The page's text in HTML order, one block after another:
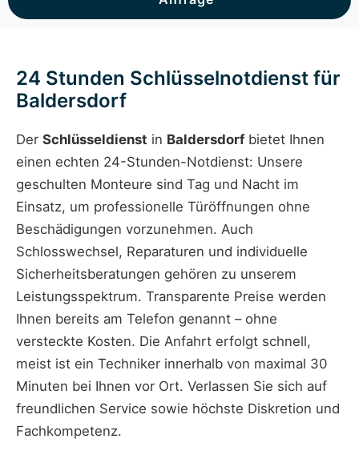
24 Stunden Schlüsselnotdienst für
Baldersdorf
Der Schlüsseldienst in Baldersdorfbietet Ihnen
einen echten 24-Stunden-Notdienst: Unsere
geschulten Monteure sind Tag und Nacht im
Einsatz, um professionelle Türöffnungen ohne
Beschädigungen vorzunehmen. Auch
Schlosswechsel, Reparaturen und individuelle
Sicherheitsberatungen gehören zu unserem
Leistungsspektrum. Transparente Preise werden
Ihnen bereits am Telefon genannt – ohne
versteckte Kosten. Die Anfahrt erfolgt schnell,
meist ist ein Techniker innerhalb von maximal 30
Minuten bei Ihnen vor Ort. Verlassen Sie sich auf
freundlichen Service sowie höchste Diskretion und
Fachkompetenz.